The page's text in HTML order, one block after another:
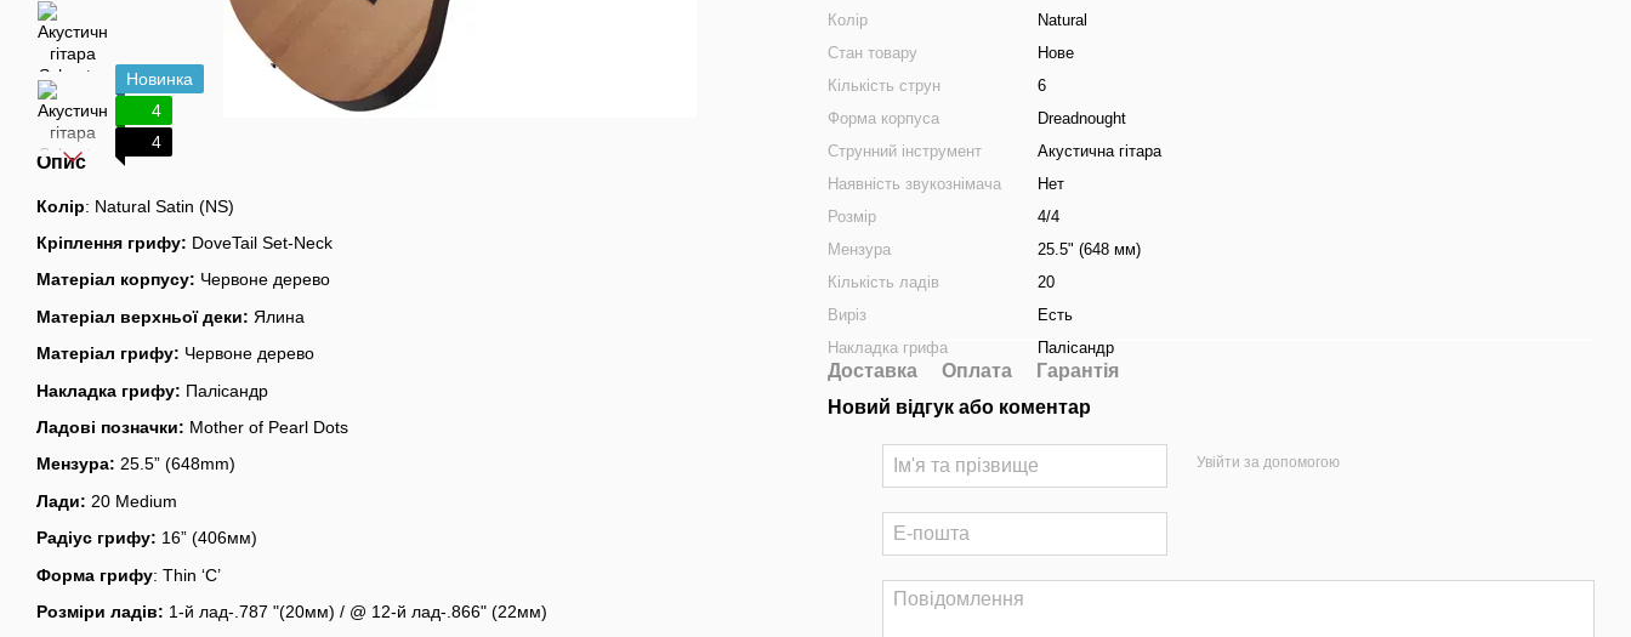
Новинка
4
4
Опис
Колір: Natural Satin (NS)
Кріплення грифу: DoveTail Set-Neck
Матеріал корпусу: Червоне дерево
Матеріал верхньої деки: Ялина
Матеріал грифу: Червоне дерево
Накладка грифу: Палісандр
Ладові позначки: Mother of Pearl Dots
Мензура: 25.5” (648mm)
Лади: 20 Medium
Радіус грифу: 16” (406мм)
Форма грифу: Thin ‘C’
Розміри ладів: 1-й лад-.787 "(20мм) / @ 12-й лад-.866" (22мм)
Колір
Natural
Стан товару
Нове
Кількість струн
6
Форма корпуса
Dreadnought
Струнний інструмент
Акустична гітара
Наявність звукознімача
Нет
Розмір
4/4
Мензура
25.5" (648 мм)
Кількість ладів
20
Виріз
Есть
Накладка грифа
Палісандр
Доставка Оплата
Гарантія
Новий відгук або коментар
Увійти за допомогою